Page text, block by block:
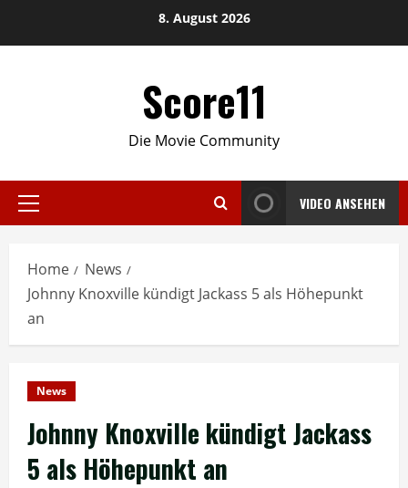
8. August 2026
Score11
Die Movie Community
Primary
VIDEO ANSEHEN
Home
News
Johnny Knoxville kündigt Jackass 5 als Höhepunkt
an
News
Johnny Knoxville kündigt Jackass
5 als Höhepunkt an